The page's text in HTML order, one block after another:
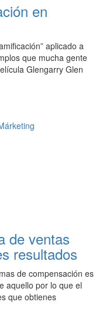
en
aplicado a
que mucha gente
Glengarry Glen
de ventas
resultados
de compensación es
aquello por lo que el
que obtienes